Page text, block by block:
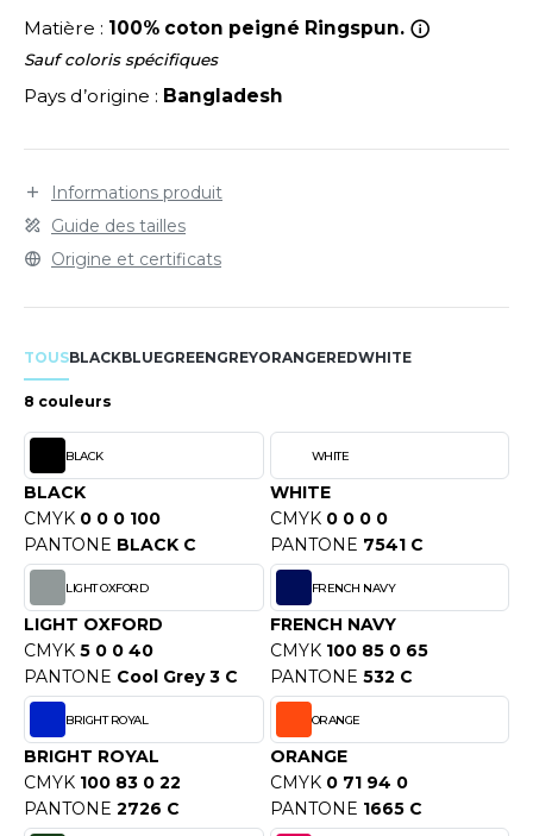
LABEL / TEAR AWAY
SHOPPING
VETEMENTS
SHIRT
SHIRT
PROFESSIONNELLE
- BLOUSON
ROW
OF THE LOOM
OF THE LOOM VINTAGE
- BLANKS
COOL
HOODS
T'S
Matière : 100% coton peigné Ringspun.
Sauf coloris spécifiques
Pays d’origine : Bangladesh
Informations produit
Guide des tailles
Origine et certificats
TOUSBLACKBLUEGREENGREYORANGEREDWHITE
8 couleurs
BLACK
BLACK
CMYK 0 0 0 100
PANTONE BLACK C
WHITE
WHITE
CMYK 0 0 0 0
PANTONE 7541 C
LIGHT OXFORD
LIGHT OXFORD
CMYK 5 0 0 40
PANTONE Cool Grey 3 C
FRENCH NAVY
FRENCH NAVY
CMYK 100 85 0 65
PANTONE 532 C
BRIGHT ROYAL
BRIGHT ROYAL
CMYK 100 83 0 22
PANTONE 2726 C
ORANGE
ORANGE
CMYK 0 71 94 0
PANTONE 1665 C